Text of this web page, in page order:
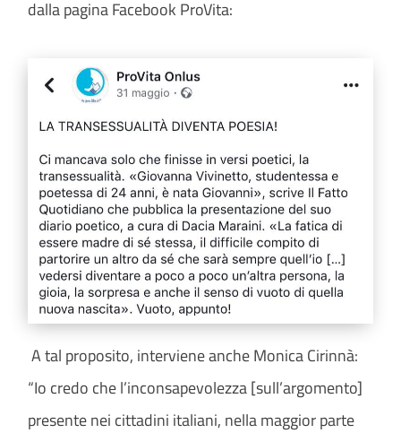
dalla pagina Facebook ProVita:
A tal proposito, interviene anche Monica Cirinnà:
“Io credo che l’inconsapevolezza [sull’argomento]
presente nei cittadini italiani, nella maggior parte